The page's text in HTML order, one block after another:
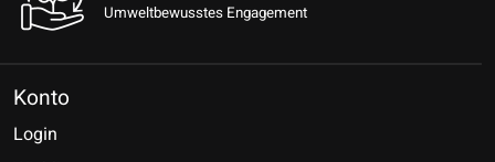
Umweltbewusstes Engagement
Konto
Login